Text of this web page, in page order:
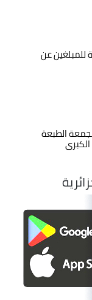
عن
الطبعة